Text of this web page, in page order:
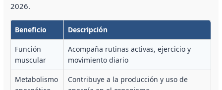
2026.
Beneficio Descripción
Función
muscular
Acompaña rutinas activas, ejercicio y
movimiento diario
Metabolismo
Contribuye a la producción y uso de